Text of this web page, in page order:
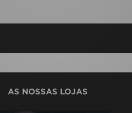
AS NOSSAS LOJAS